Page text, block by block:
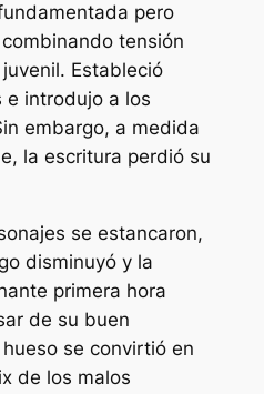
pero
tensión
Estableció
e introdujo a los
embargo, a medida
la escritura perdió su
se estancaron,
disminuyó y la
primera hora
de su buen
se convirtió en
de los malos